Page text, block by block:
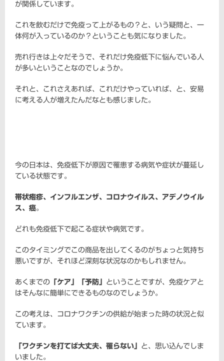
が関係しています。
これを飲むだけで免疫って上がるもの？と、いう疑問と、一
体何が入っているのか？ということも気になりました。
売れ行きは上々だそうで、それだけ免疫低下に悩んでいる人
が多いということなのでしょうか。
それと、これさえあれば、これだけやっていれば、と、安易
に考える人が増えたんだなとも感じました。
今の日本は、免疫低下が原因で罹患する病気や症状が蔓延し
ている状態です。
帯状疱疹、インフルエンザ、コロナウイルス、アデノウイル
ス、癌。
どれも免疫低下で起こる症状や病気です。
このタイミングでこの商品を出してくるのがちょっと気持ち
悪いですが、それほど深刻な状況なのかもしれません。
あくまでの 「ケア」「予防」 ということですが、免疫ケアと
はそんなに簡単にできるものなのでしょうか。
この考えは、コロナワクチンの供給が始まった時の状況と似
ています。
「ワクチンを打てば大丈夫、罹らない」 と、思い込んでしま
いました。